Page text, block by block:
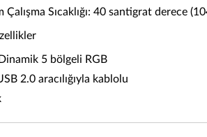
Çalışma Sıcaklığı: 40 santigrat derece
5 bölgeli RGB
2.0 aracılığıyla kablolu